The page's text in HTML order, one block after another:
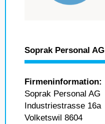
Soprak Personal AG
Firmeninformation:
Soprak Personal AG
Industriestrasse 16a
Volketswil 8604